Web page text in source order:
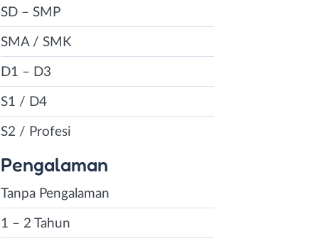
SD – SMP
SMA / SMK
D1 – D3
S1 / D4
S2 / Profesi
Pengalaman
Tanpa Pengalaman
1 – 2 Tahun